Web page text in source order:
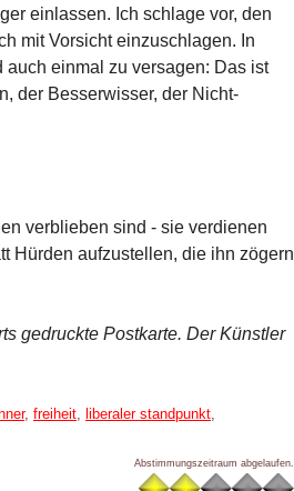
einlassen. Ich schlage vor, den
mit Vorsicht einzuschlagen. In
einmal zu versagen: Das ist
der Besserwisser, der Nicht-
verblieben sind - sie verdienen
Hürden aufzustellen, die ihn zögern
gedruckte Postkarte. Der Künstler
, freiheit liberaler standpunkt
Abstimmungszeitraum abgelaufen.